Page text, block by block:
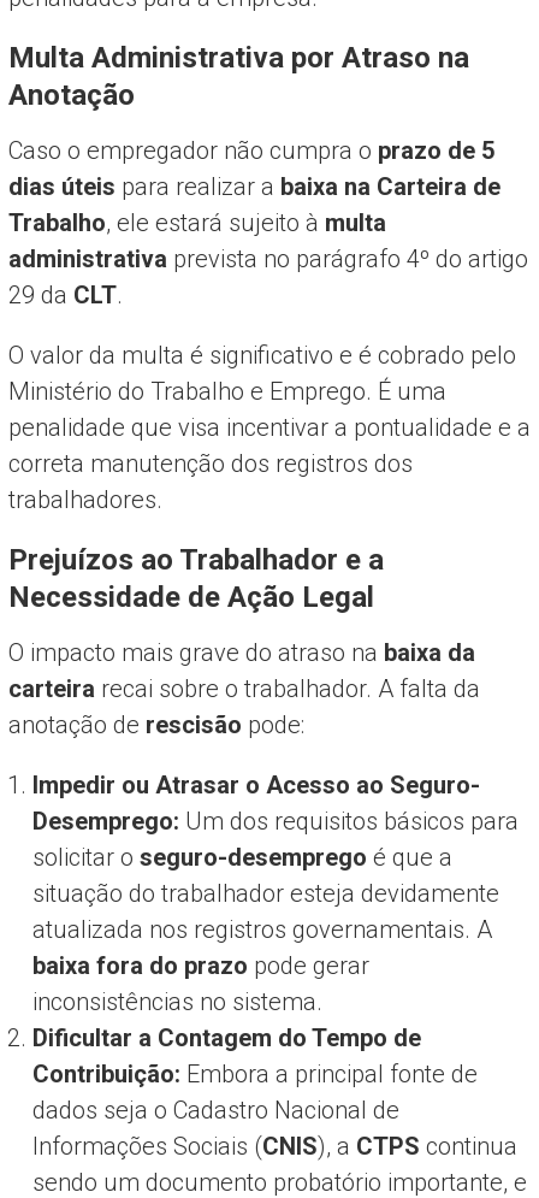
Multa Administrativa por Atraso na
Anotação
Caso o empregador não cumpra o prazo de 5
dias úteis para realizar a baixa na Carteira de
Trabalho, ele estará sujeito à multa
administrativa prevista no parágrafo 4º do artigo
29 da CLT.
O valor da multa é significativo e é cobrado pelo
Ministério do Trabalho e Emprego. É uma
penalidade que visa incentivar a pontualidade e a
correta manutenção dos registros dos
trabalhadores.
Prejuízos ao Trabalhador e a
Necessidade de Ação Legal
O impacto mais grave do atraso na baixa da
carteira recai sobre o trabalhador. A falta da
anotação de rescisão pode:
Impedir ou Atrasar o Acesso ao Seguro-
Desemprego: Um dos requisitos básicos para
solicitar o seguro-desemprego é que a
situação do trabalhador esteja devidamente
atualizada nos registros governamentais. A
baixa fora do prazo pode gerar
inconsistências no sistema.
Dificultar a Contagem do Tempo de
Contribuição: Embora a principal fonte de
dados seja o Cadastro Nacional de
Informações Sociais (CNIS), a CTPS continua
sendo um documento probatório importante, e